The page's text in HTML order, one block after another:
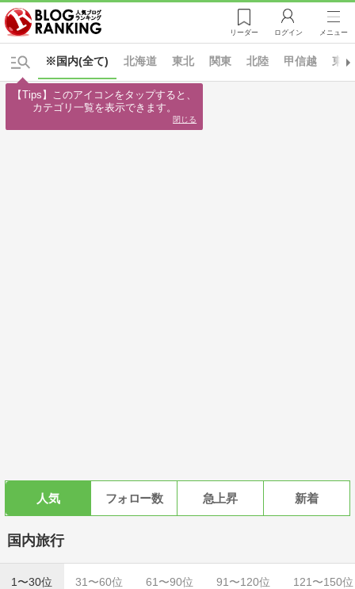
リーダー ログイン メニュー
※国内(全て) 北海道 東北 関東 北陸 甲信越 東海
人気 フォロー数 急上昇 新着
国内旅行
1〜30位 31〜60位 61〜90位 91〜120位 121〜150位
【Tips】このアイコンをタップすると、
カテゴリ一覧を表示できます。
閉じる